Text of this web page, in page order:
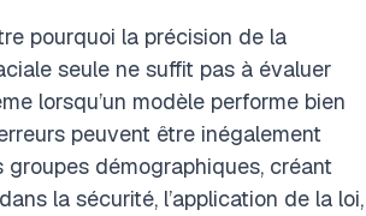
pourquoi la précision de la
seule ne suffit pas à évaluer
lorsqu’un modèle performe bien
peuvent être inégalement
groupes démographiques, créant
la sécurité, l’application de la loi,